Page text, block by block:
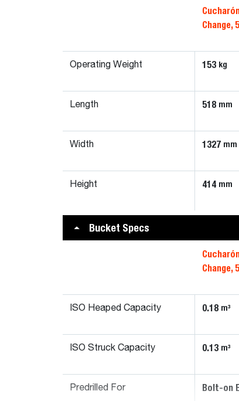
Change,
Operating Weight 153 kg
Length 518 mm
Width 1327 mm
Height 414 mm
Bucket Specs
Change,
ISO Heaped Capacity 0.18 m³
ISO Struck Capacity 0.13 m³
Predrilled For Bolt-on